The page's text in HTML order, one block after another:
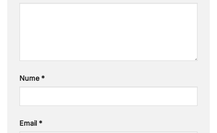
Nume *
Email *